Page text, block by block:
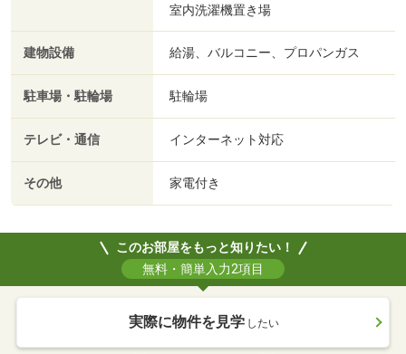
室内洗濯機置き場
建物設備 給湯、バルコニー、プロパンガス
駐車場・駐輪場 駐輪場
テレビ・通信 インターネット対応
その他 家電付き
このお部屋をもっと知りたい！
無料・簡単入力2項目
実際に物件を見学 したい